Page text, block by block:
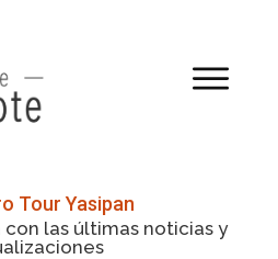
Tour Yasipan
las últimas noticias y